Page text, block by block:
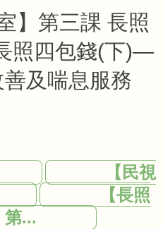
】第三課 長照
照四包錢(下)—
及喘息服務
【民視
【長照
第...